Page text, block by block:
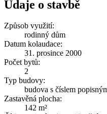
Údaje o stavbě
Způsob využití:
rodinný dům
Datum kolaudace:
31. prosince 2000
Počet bytů:
2
Typ budovy:
budova s číslem
Zastavěná plocha:
142 m²